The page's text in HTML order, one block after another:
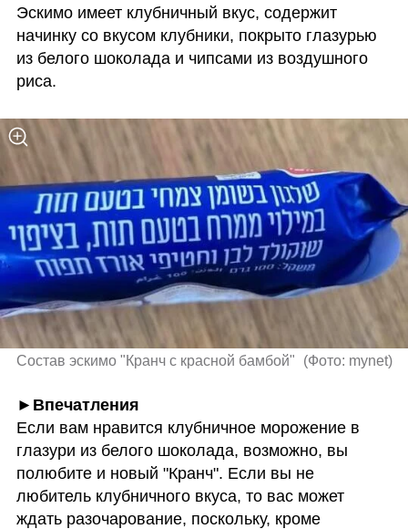
Эскимо имеет клубничный вкус, содержит
начинку со вкусом клубники, покрыто глазурью
из белого шоколада и чипсами из воздушного
риса.
Состав эскимо "Кранч с красной бамбой" (Фото: mynet)
Если вам нравится клубничное морожение в
глазури из белого шоколада, возможно, вы
полюбите и новый "Кранч". Если вы не
любитель клубничного вкуса, то вас может
ждать разочарование, поскольку, кроме